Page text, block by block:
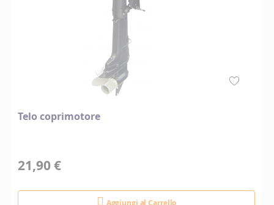
Telo coprimotore
21,90 €
Aggiungi al Carrello